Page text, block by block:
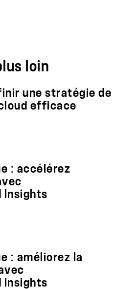
loin
une stratégie de
efficace
: accélérez
Insights
: améliorez la
Insights